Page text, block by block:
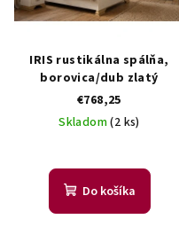
k
s
IRIS rustikálna spálňa,
borovica/dub zlatý
€768,25
Skladom(2 ks)
Do košíka